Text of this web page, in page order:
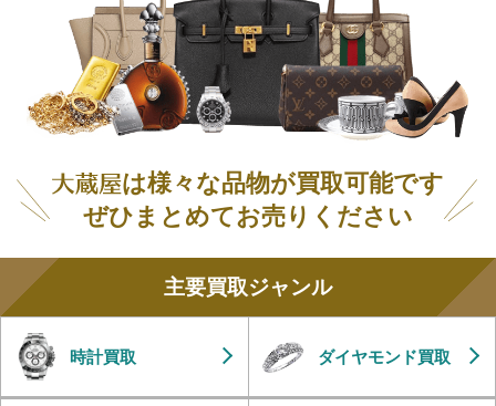
は様々な品物が買取可能です
ぜひまとめてお売りください
主要買取ジャンル
時計買取 ダイヤモンド買取